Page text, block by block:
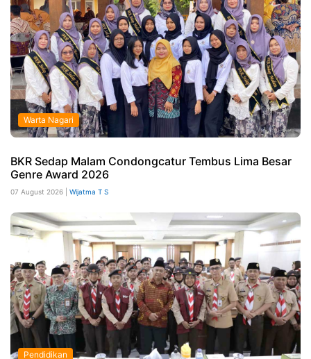
Warta Nagari
BKR Sedap Malam Condongcatur Tembus Lima Besar
Genre Award 2026
07 August 2026 | Wijatma T S
Pendidikan